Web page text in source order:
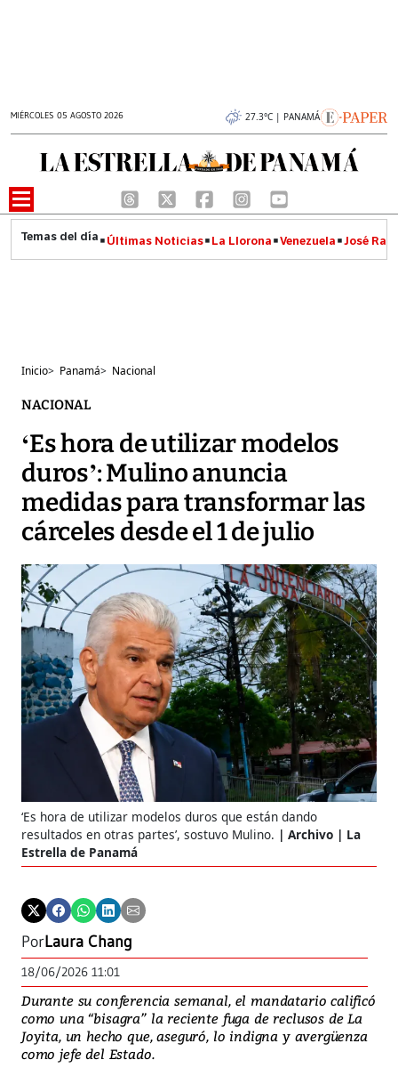
MIÉRCOLES 05 AGOSTO 2026 27.3°C | PANAMÁ
Últimas Noticias La Llorona Venezuela José
Inicio> Panamá> Nacional
NACIONAL
‘Es hora de utilizar modelos
duros’: Mulino anuncia
medidas para transformar las
cárceles desde el 1 de julio
‘Es hora de utilizar modelos duros que están dando
resultados en otras partes’, sostuvo Mulino.
Archivo | La
Estrella de Panamá
PorLaura Chang
18/06/2026 11:01
Durante su conferencia semanal, el mandatario calificó
como una “bisagra” la reciente fuga de reclusos de La
Joyita, un hecho que, aseguró, lo indigna y avergüenza
como jefe del Estado.